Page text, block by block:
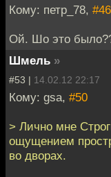
Кому: петр_78, #46
Ой. Шо это
Шмель »
#53 | 14.02.12 22:17
Кому: gsa, #50
> Лично мне
ощущением
во дворах.